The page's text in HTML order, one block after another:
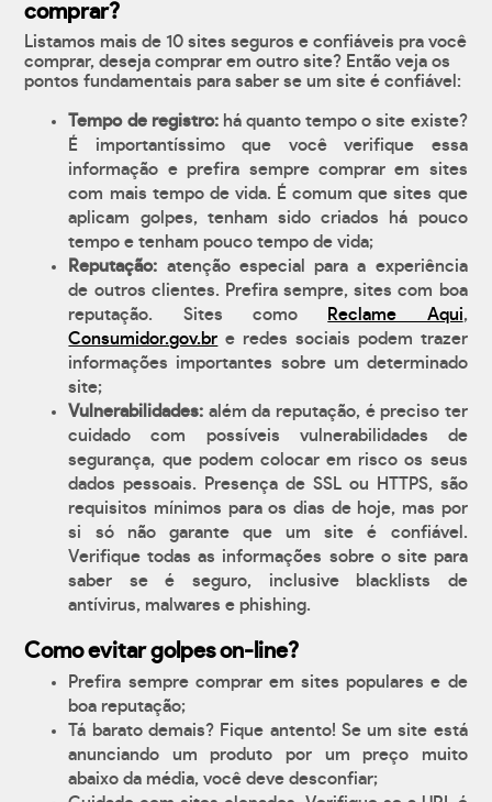
comprar?
Listamos mais de 10 sites seguros e confiáveis pra você
comprar, deseja comprar em outro site? Então veja os
pontos fundamentais para saber se um site é confiável:
Tempo de registro:há quanto tempo o site existe?
É importantíssimo que você verifique essa
informação e prefira sempre comprar em sites
com mais tempo de vida. É comum que sites que
aplicam golpes, tenham sido criados há pouco
tempo e tenham pouco tempo de vida;
Reputação: atenção especial para a experiência
de outros clientes. Prefira sempre, sites com boa
reputação. Sites como
Reclame Aqui,
Consumidor.gov.br e redes sociais podem trazer
informações importantes sobre um determinado
site;
Vulnerabilidades: além da reputação, é preciso ter
cuidado com possíveis vulnerabilidades de
segurança, que podem colocar em risco os seus
dados pessoais. Presença de SSL ou HTTPS, são
requisitos mínimos para os dias de hoje, mas por
si só não garante que um site é confiável.
Verifique todas as informações sobre o site para
saber se é seguro, inclusive blacklists de
antívirus, malwares e phishing.
Como evitar golpes on-line?
Prefira sempre comprar em sites populares e de
boa reputação;
Tá barato demais? Fique antento! Se um site está
anunciando um produto por um preço muito
abaixo da média, você deve desconfiar;